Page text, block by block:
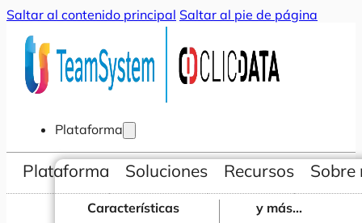
Saltar al contenido principal Saltar al pie de página
Plataforma
Características
y más...
Plataforma Soluciones Recursos Sobre